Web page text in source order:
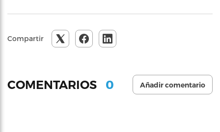
Compartir
COMENTARIOS 0 Añadir comentario